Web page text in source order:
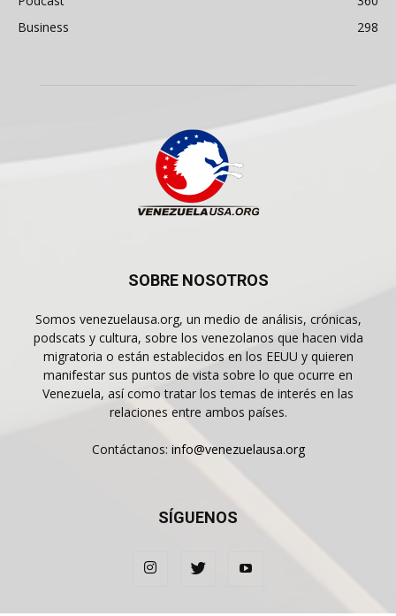
Business
298
SOBRE NOSOTROS
Somos venezuelausa.org, un medio de análisis, crónicas,
podscats y cultura, sobre los venezolanos que hacen vida
migratoria o están establecidos en los EEUU y quieren
manifestar sus puntos de vista sobre lo que ocurre en
Venezuela, así como tratar los temas de interés en las
relaciones entre ambos países.
Contáctanos: info@venezuelausa.org
SÍGUENOS